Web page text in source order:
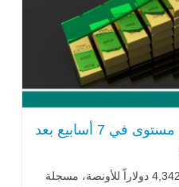
أسعار الذهب تقفز لأعلى مستوى في 7 أسابيع بعد
ارتفعت أسعار الذهب بقوة إلى 4,342 دولاراً للأونصة، مسجلة